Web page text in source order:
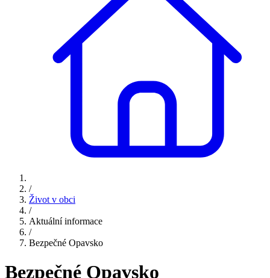
/
Život v obci
/
Aktuální informace
/
Bezpečné Opavsko
Bezpečné Opavsko